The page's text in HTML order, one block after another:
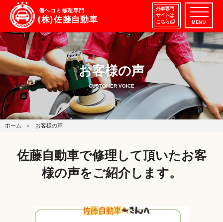
傷ヘコミ修理専門
(株)佐藤自動車
外車専門
サイトは
こちら
MENU
お客様の声
CUSTOMER VOICE
ホーム お客様の声
佐藤自動車で修理して頂いたお客
様の声をご紹介します。